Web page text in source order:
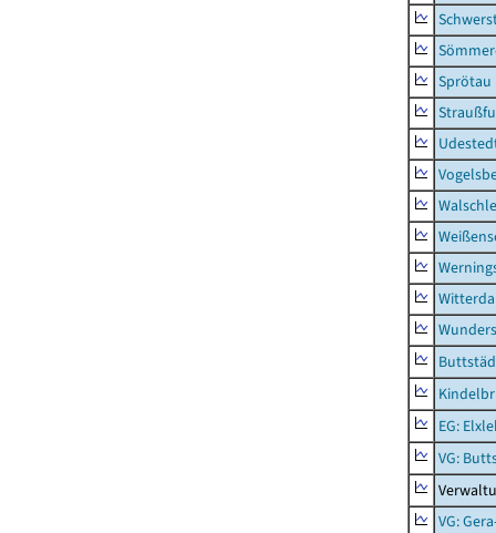
Sprötau
Witterda
EG:
VG:
VG: